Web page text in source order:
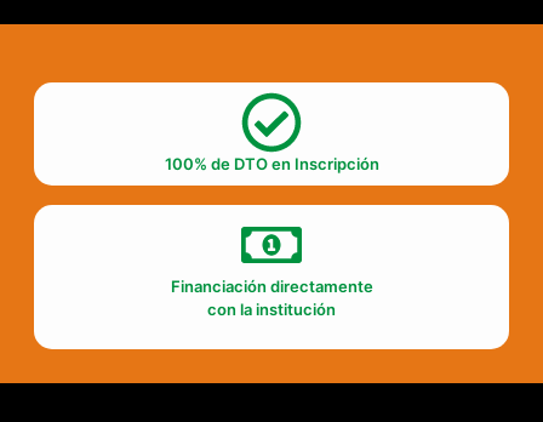
100% de DTO en Inscripción
Financiación directamente
con la institución